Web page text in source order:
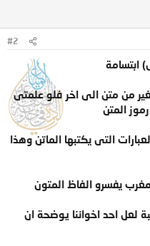
#2
ابتسامة
من متن الى اخر فلو علمتى
المتن
التى يكتبها الماتن وهذا
يفسرو الفاظ المتون
لعل احد اخواننا يوضحة ان